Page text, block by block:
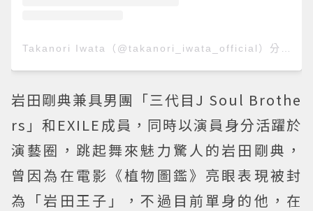
岩田剛典兼具男團「三代目J Soul Brothe
rs」和EXILE成員，同時以演員身分活躍於
演藝圈，跳起舞來魅力驚人的岩田剛典，
曾因為在電影《植物圖鑑》亮眼表現被封
為「岩田王子」，不過目前單身的他，在